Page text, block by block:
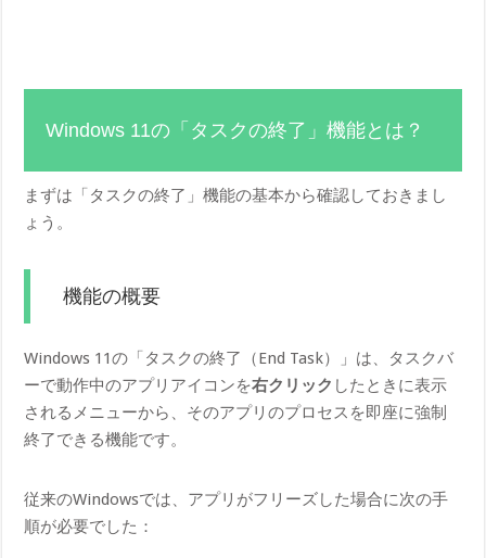
Windows 11の「タスクの終了」機能とは？
まずは「タスクの終了」機能の基本から確認しておきまし
ょう。
機能の概要
Windows 11の「タスクの終了（End Task）」は、タスクバ
ーで動作中のアプリアイコンを右クリック したときに表示
されるメニューから、そのアプリのプロセスを即座に強制
終了できる機能です。
従来のWindowsでは、アプリがフリーズした場合に次の手
順が必要でした：